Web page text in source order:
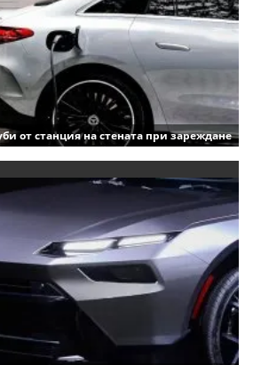
от станция на стената при зареждане